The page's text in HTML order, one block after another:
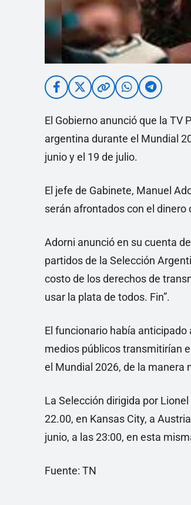
El Gobierno anunció que la TV
argentina durante el Mundial
junio y el 19 de julio.
El jefe de Gabinete, Manuel
serán afrontados con el dinero
Adorni anunció en su cuenta
partidos de la Selección
costo de los derechos de
usar la plata de todos. Fin”.
El funcionario había
medios públicos transmitirían
el Mundial 2026, de la manera
La Selección dirigida por
22.00, en Kansas City, a
junio, a las 23:00, en esta
Fuente: TN